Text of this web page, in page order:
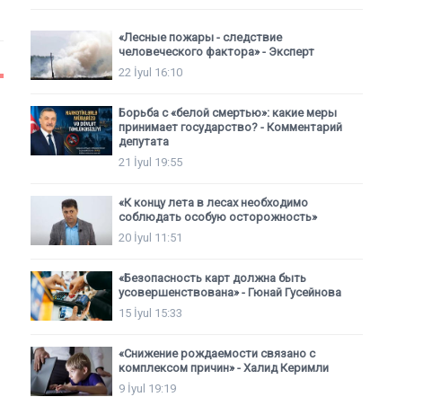
«Лесные пожары - следствие
человеческого фактора» - Эксперт
22 İyul 16:10
Борьба с «белой смертью»: какие меры
принимает государство? - Комментарий
депутата
21 İyul 19:55
«К концу лета в лесах необходимо
соблюдать особую осторожность»
20 İyul 11:51
«Безопасность карт должна быть
усовершенствована» - Гюнай Гусейнова
15 İyul 15:33
«Снижение рождаемости связано с
комплексом причин» - Халид Керимли
9 İyul 19:19